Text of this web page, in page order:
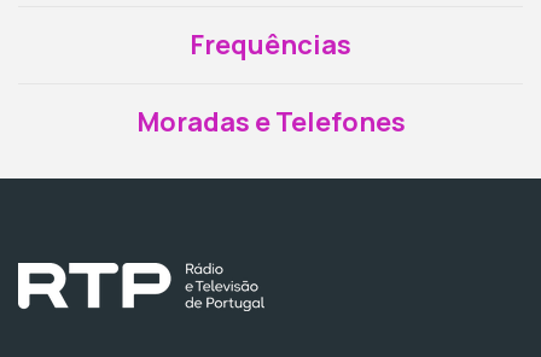
Frequências
Moradas e Telefones